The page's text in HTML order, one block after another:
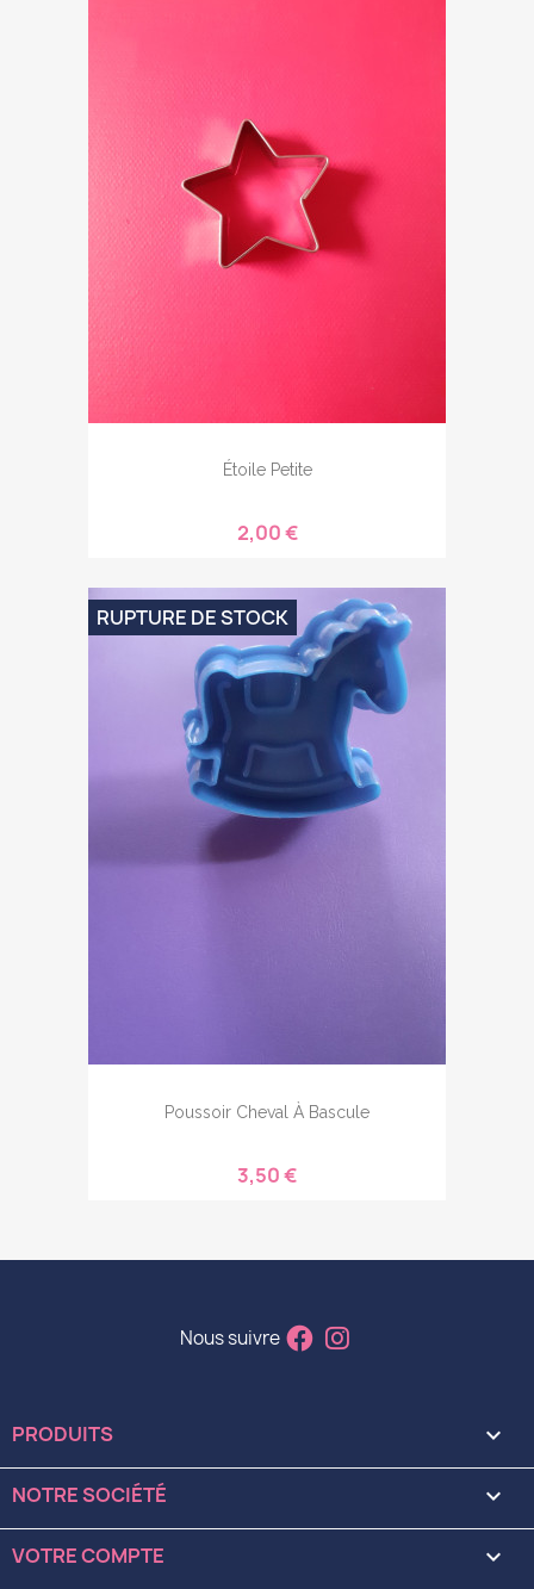
Étoile Petite
2,00 €
Poussoir Cheval À Bascule
3,50 €
RUPTURE DE STOCK
Nous suivre
PRODUITS 
NOTRE SOCIÉTÉ 
VOTRE COMPTE 